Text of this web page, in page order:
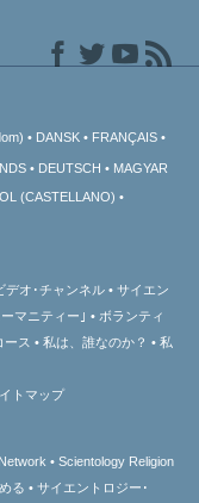
DANSK FRANÇAIS
DEUTSCH
MAGYAR
(CASTELLANO)
デオ･チャンネル
サイエン
マニティー｣
ボランティ
ース 私は、誰なのか？
私
トマップ
Scientology Religion
る サイエントロジー･